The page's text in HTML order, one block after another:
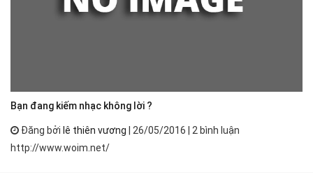
Bạn đang kiếm nhạc không lời ?
Đăng bởi lê thiên vương | 26/05/2016 | 2 bình luận
http://www.woim.net/